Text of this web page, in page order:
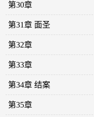
第30章
第31章 面圣
第32章
第33章
第34章 结案
第35章